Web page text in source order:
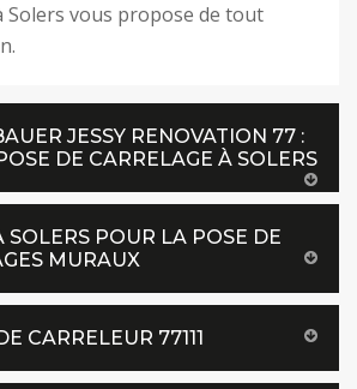
Solers vous propose de tout
JESSY RENOVATION 77 :
DE CARRELAGE À SOLERS
SOLERS POUR LA POSE DE
MURAUX
CARRELEUR 77111